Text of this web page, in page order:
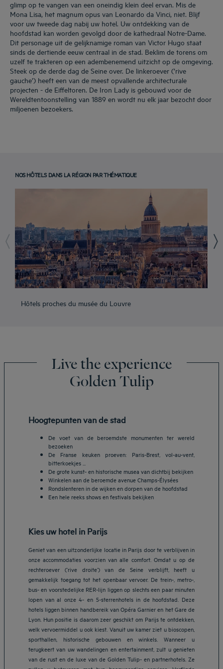
glimp op te vangen van een oneindig klein deel ervan. Mis de
Mona Lisa, het magnum opus van Leonardo da Vinci, niet. Blijf
voor uw tweede dag nabij uw hotel. Uw ontdekking van de
hoofdstad kan worden gevolgd door de kathedraal Notre-Dame.
Dit personage uit de gelijknamige roman van Victor Hugo staat
sinds de dertiende eeuw centraal in de stad. Beklim de torens om
uzelf te trakteren op een adembenemend uitzicht op de omgeving.
Steek op de derde dag de Seine over. De linkeroever (’rive
gauche’) heeft een van de meest opvallende architecturale
projecten - de Eiffeltoren. De Iron Lady is gebouwd voor de
Wereldtentoonstelling van 1889 en wordt nu elk jaar bezocht door
miljoenen bezoekers.
NOS HÔTELS DANS LA RÉGION PAR THÉMATIQUE
Hôtels proches du musée du Louvre
Live the experience
Golden Tulip
Hoogtepunten van de stad
De voet van de beroemdste monumenten ter wereld
bezoeken
De Franse keuken proeven: Paris-Brest, vol-au-vent,
bitterkoekjes ...
De grote kunst- en historische musea van dichtbij bekijken
Winkelen aan de beroemde avenue Champs-Élysées
Rondslenteren in de wijken en dorpen van de hoofdstad
Een hele reeks shows en festivals bekijken
Kies uw hotel in Parijs
Geniet van een uitzonderlijke locatie in Parijs door te verblijven in
onze accommodaties voorzien van alle comfort. Omdat u op de
rechteroever (’rive droite’) van de Seine verblijft, heeft u
gemakkelijk toegang tot het openbaar vervoer. De trein-, metro-,
bus- en voorstedelijke RER-lijn liggen op slechts een paar minuten
lopen van al onze 4- en 5-sterrenhotels in de hoofdstad. Deze
hotels liggen binnen handbereik van Opéra Garnier en het Gare de
Lyon. Hun positie is daarom zeer geschikt om Parijs te ontdekken,
welk vervoermiddel u ook kiest. Vanuit uw kamer ziet u bioscopen,
sporthallen, historische gebouwen en winkels. Wanneer u
terugkeert van uw wandelingen en entertainment, zult u genieten
van de rust en de luxe van de Golden Tulip- en partnerhotels. Ze